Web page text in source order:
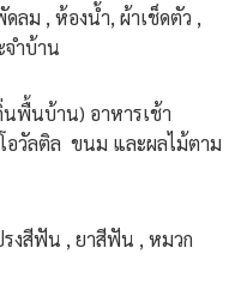
ลม , ห้องน้ำ, ผ้าเช็ดตัว ,
ำบ้าน
พื้นบ้าน) อาหารเช้า
วัลติล ขนม และผลไม้ตาม
งสีฟัน , ยาสีฟัน , หมวก